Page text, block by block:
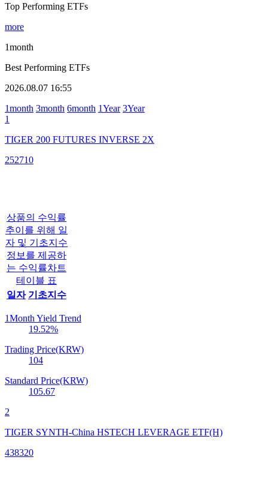
Top Performing ETFs
more
1month
Best Performing ETFs
2026.08.07 16:55
1month 3month 6month 1Year 3Year
1
TIGER 200 FUTURES INVERSE 2X
252710
상품의 수익률
추이를 위해 일
자 및 기초지수
정보를 제공하
는 수익률차트
테이블 표
일자 기초지수
1Month Yield Trend
19.52%
Trading Price(KRW)
104
Standard Price(KRW)
105.67
2
TIGER SYNTH-China HSTECH LEVERAGE ETF(H)
438320